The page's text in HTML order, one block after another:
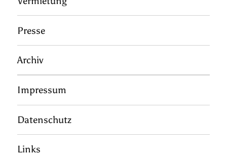
Presse
Archiv
Impressum
Datenschutz
Links